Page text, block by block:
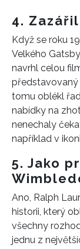
4.
Když se roku
Velkého
navrhl celou
tomu oblékl
nabídky na
nenechaly
například v
5. Jako
Ano, Ralph
historii, který
všechny
jednu z